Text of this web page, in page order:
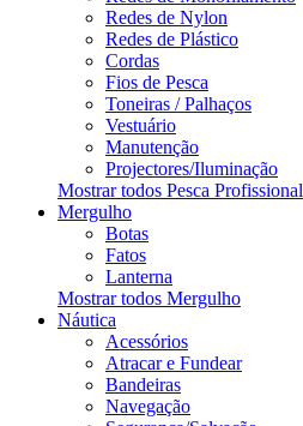
Redes de Nylon
Redes de Plástico
Cordas
Fios de Pesca
Toneiras / Palhaços
Vestuário
Manutenção
Projectores/Iluminação
Mostrar todos Pesca Profissional
Mergulho
Botas
Fatos
Lanterna
Mostrar todos Mergulho
Náutica
Acessórios
Atracar e Fundear
Bandeiras
Navegação